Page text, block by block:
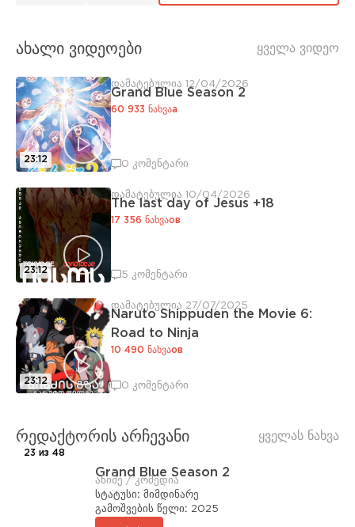
ახალი ვიდეოები ყველა ვიდეო
23:12
დამატებულია 12/04/2026
Grand Blue Season 2
60 933 ნახვაа
0 კომენტარი
23:12
დამატებულია 10/04/2026
The last day of Jesus +18
17 356 ნახვაов
5 კომენტარი
23:12
დამატებულია 27/07/2025
Naruto Shippuden the Movie 6:
Road to Ninja
10 490 ნახვაов
0 კომენტარი
რედაქტორის არჩევანი ყველას ნახვა
23 из 48
Grand Blue Season 2
ანიმე / კომედია
სტატუსი: მიმდინარე
გამოშვების წელი: 2025